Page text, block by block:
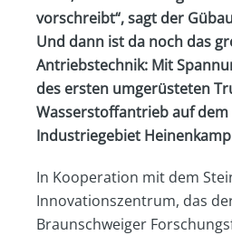
vorschreibt“, sagt der
Und dann ist da noch das
Antriebstechnik: Mit
des ersten umgerüsteten
Wasserstoffantrieb auf
Industriegebiet
In Kooperation mit dem
Innovationszentrum, das
Braunschweiger